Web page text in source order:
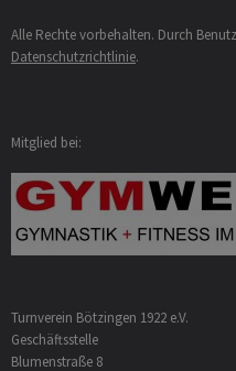
Alle Rechte vorbehalten. Durch
Datenschutzrichtlinie.
Mitglied bei:
Turnverein Bötzingen 1922 e.V.
Geschäftsstelle
Blumenstraße 8